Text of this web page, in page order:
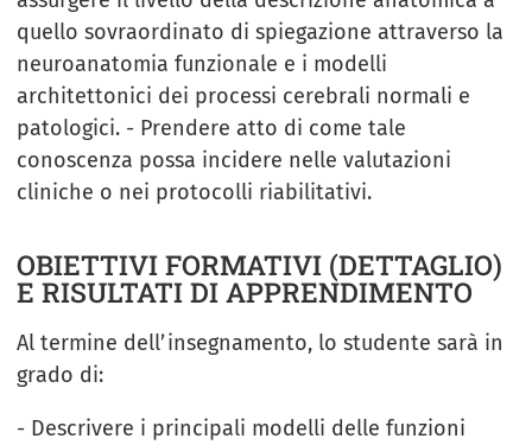
quello sovraordinato di spiegazione attraverso la
neuroanatomia funzionale e i modelli
architettonici dei processi cerebrali normali e
patologici. - Prendere atto di come tale
conoscenza possa incidere nelle valutazioni
cliniche o nei protocolli riabilitativi.
OBIETTIVI FORMATIVI (DETTAGLIO)
E RISULTATI DI APPRENDIMENTO
Al termine dell’insegnamento, lo studente sarà in
grado di:
- Descrivere i principali modelli delle funzioni